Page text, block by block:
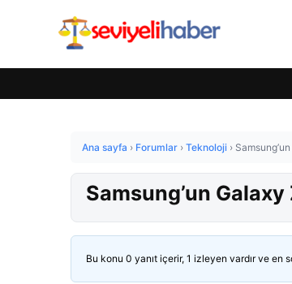
Ana sayfa › Forumlar › Teknoloji ›
Samsung’un
Bu konu 0 yanıt içerir, 1 izleyen vardır ve en